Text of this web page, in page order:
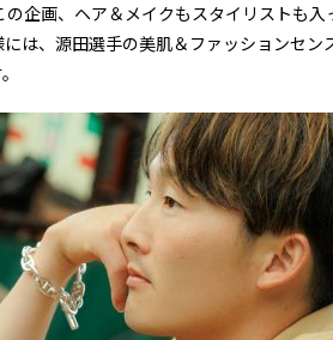
企画、ヘア＆メイクもスタイリストも
には、源田選手の美肌＆ファッションセ